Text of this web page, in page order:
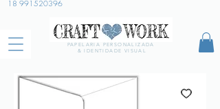
18 991520396
PAPELARIA PERSONALIZADA
& IDENTIDADE VISUAL